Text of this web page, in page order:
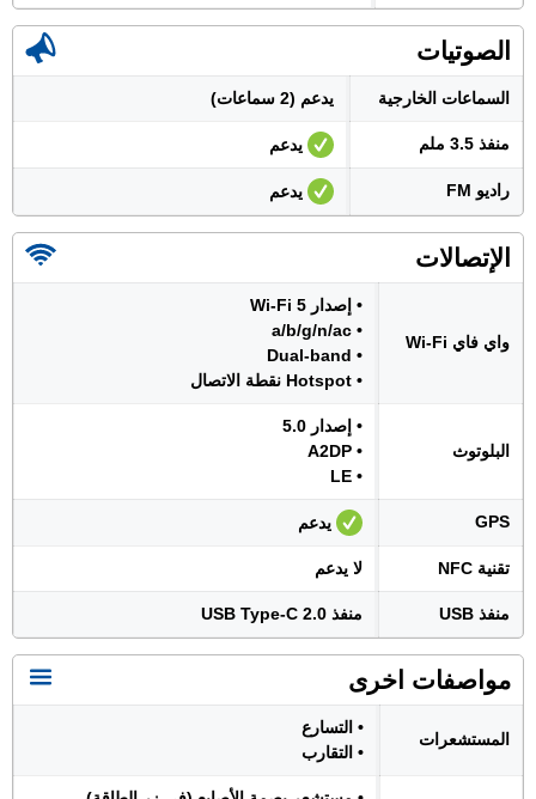
الصوتيات
السماعات الخارجية يدعم (2 سماعات)
منفذ 3.5 ملم يدعم
راديو FM يدعم
الإتصالات
واي فاي Wi-Fi
• إصدار Wi-Fi 5
• a/b/g/n/ac
• Dual-band
• Hotspot نقطة الاتصال
البلوتوث
• إصدار 5.0
• A2DP
• LE
GPS يدعم
تقنية NFC لا يدعم
منفذ USB منفذ USB Type-C 2.0
مواصفات اخرى
المستشعرات
• التسارع
• التقارب